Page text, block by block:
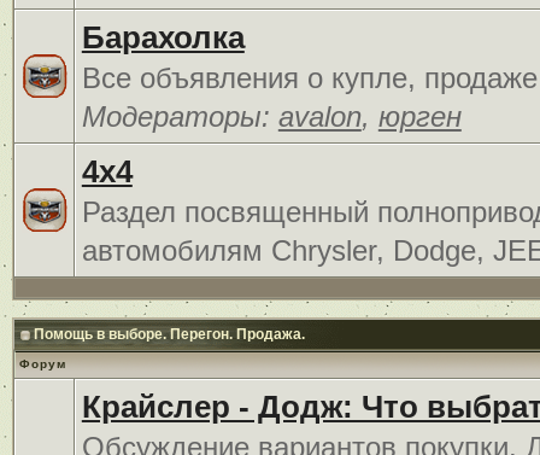
Барахолка
Все объявления о купле,
Модераторы: avalon, юрген
4x4
Раздел посвященный
автомобилям Chrysler, Dodge,
Помощь в выборе. Перегон. Продажа.
Форум
Крайслер - Додж: Что
Обсуждение вариантов покупки.